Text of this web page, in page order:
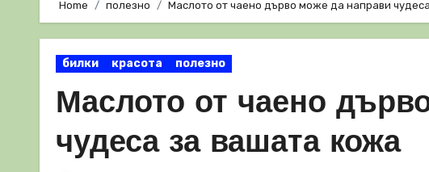
Home полезно Маслото от чаено дърво може да направи
билки красота полезно
Маслото от чаено
чудеса за вашата кожа